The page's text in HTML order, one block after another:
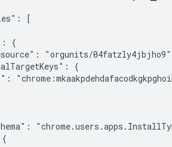
[
{
"orgunits/
{